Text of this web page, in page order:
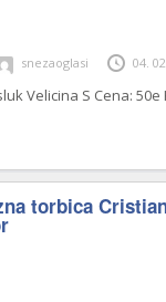
snezaoglasi 04.
Velicina S Cena:
torbica